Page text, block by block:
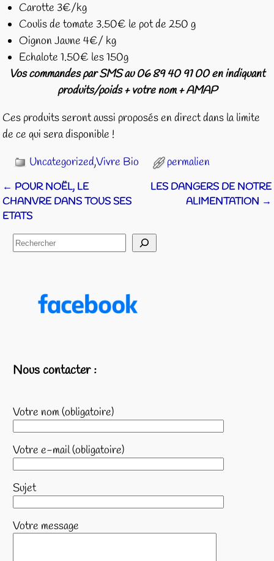
Carotte 3€/kg
Coulis de tomate 3.50€ le pot de 250 g
Oignon Jaune 4€/ kg
Echalote 1.50€ les 150g
Vos commandes par SMS au 06 89 40 91 00 en indiquant
produits/poids + votre nom + AMAP
Ces produits seront aussi proposés en direct dans la limite
de ce qui sera disponible !
Uncategorized,Vivre Bio permalien
Navigation des articles
← POUR NOËL, LE
CHANVRE DANS TOUS SES
ETATS
LES DANGERS DE NOTRE
ALIMENTATION →
Nous contacter :
Votre nom (obligatoire)
Votre e-mail (obligatoire)
Sujet
Votre message